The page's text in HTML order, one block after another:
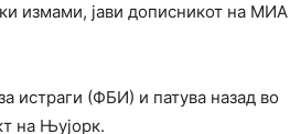
измами, јави дописникот на МИА
истраги (ФБИ) и патува назад во
на Њујорк.